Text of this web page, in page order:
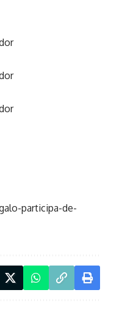
participa-de-